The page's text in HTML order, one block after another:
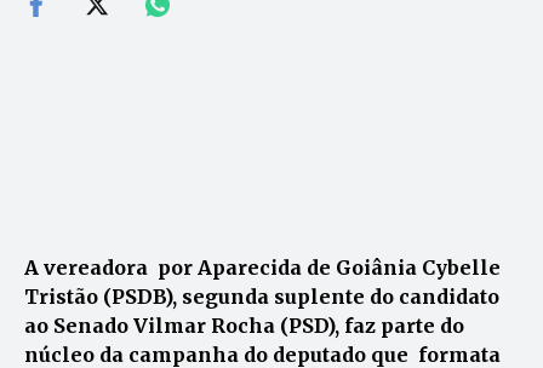
A vereadora por Aparecida de Goiânia Cybelle
Tristão (PSDB), segunda suplente do candidato
ao Senado Vilmar Rocha (PSD), faz parte do
núcleo da campanha do deputado que formata